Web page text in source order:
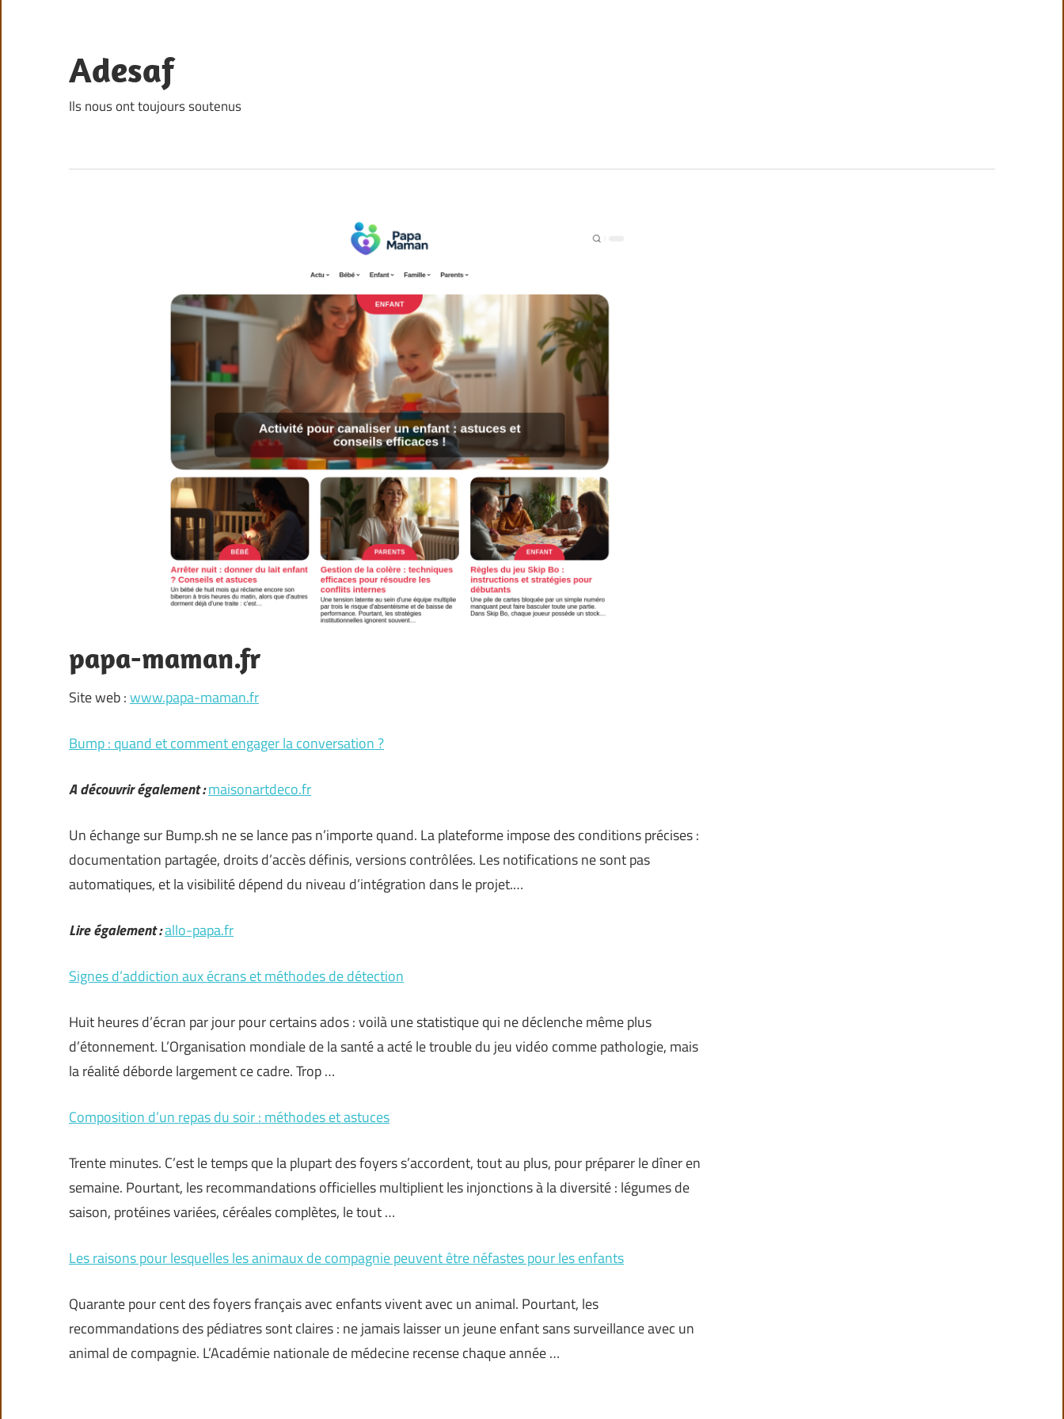
content
Adesaf
Ils nous ont toujours soutenus
papa-maman.fr
Site web :www.papa-maman.fr
Bump : quand et comment engager la conversation ?
A découvrir également :maisonartdeco.fr
Un échange sur Bump.sh ne se lance pas n’importe quand. La plateforme impose des conditions précises :
documentation partagée, droits d’accès définis, versions contrôlées. Les notifications ne sont pas
automatiques, et la visibilité dépend du niveau d’intégration dans le projet.…
Lire également :allo-papa.fr
Signes d’addiction aux écrans et méthodes de détection
Huit heures d’écran par jour pour certains ados : voilà une statistique qui ne déclenche même plus
d’étonnement. L’Organisation mondiale de la santé a acté le trouble du jeu vidéo comme pathologie, mais
la réalité déborde largement ce cadre. Trop …
Composition d’un repas du soir : méthodes et astuces
Trente minutes. C’est le temps que la plupart des foyers s’accordent, tout au plus, pour préparer le dîner en
semaine. Pourtant, les recommandations officielles multiplient les injonctions à la diversité : légumes de
saison, protéines variées, céréales complètes, le tout …
Les raisons pour lesquelles les animaux de compagnie peuvent être néfastes pour les enfants
Quarante pour cent des foyers français avec enfants vivent avec un animal. Pourtant, les
recommandations des pédiatres sont claires : ne jamais laisser un jeune enfant sans surveillance avec un
animal de compagnie. L’Académie nationale de médecine recense chaque année …